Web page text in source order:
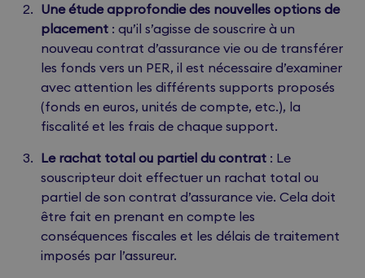
Une étude approfondie des nouvelles options de
placement : qu’il s’agisse de souscrire à un
nouveau contrat d’assurance vie ou de transférer
les fonds vers un PER, il est nécessaire d’examiner
avec attention les différents supports proposés
(fonds en euros, unités de compte, etc.), la
fiscalité et les frais de chaque support.
Le rachat total ou partiel du contrat : Le
souscripteur doit effectuer un rachat total ou
partiel de son contrat d’assurance vie. Cela doit
être fait en prenant en compte les
conséquences fiscales et les délais de traitement
imposés par l’assureur.